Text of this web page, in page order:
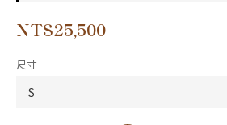
NT$25,500
尺寸